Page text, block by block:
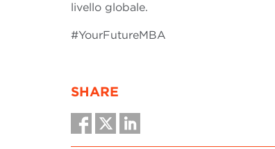
livello globale.
#YourFutureMBA
SHARE